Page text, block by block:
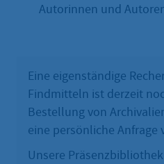
Autorinnen und
Eine eigenständige
Findmitteln ist derzeit
Bestellung von
eine persönliche Anfrage
Unsere